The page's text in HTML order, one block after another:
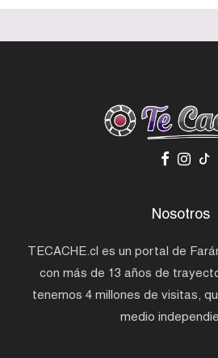
Nosotros
TECACHE.cl es un portal de
con más de 13 años de
tenemos 4 millones de visitas,
medio